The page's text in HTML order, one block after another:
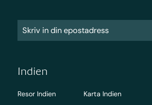
Indien
Resor Indien
Karta Indien